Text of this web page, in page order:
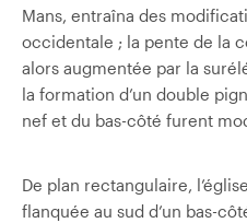
Mans, entraîna des
occidentale ; la pente de la
alors augmentée par la
la formation d’un double
nef et du bas-côté furent
De plan rectangulaire,
flanquée au sud d’un bas-